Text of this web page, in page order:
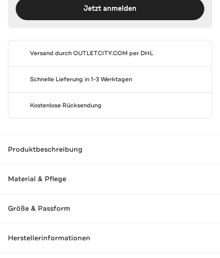
Jetzt anmelden
Versand durchOUTLETCITY.COM per DHL
Schnelle Lieferung in 1-3 Werktagen
Kostenlose Rücksendung
Produktbeschreibung
Material & Pflege
Größe & Passform
Herstellerinformationen